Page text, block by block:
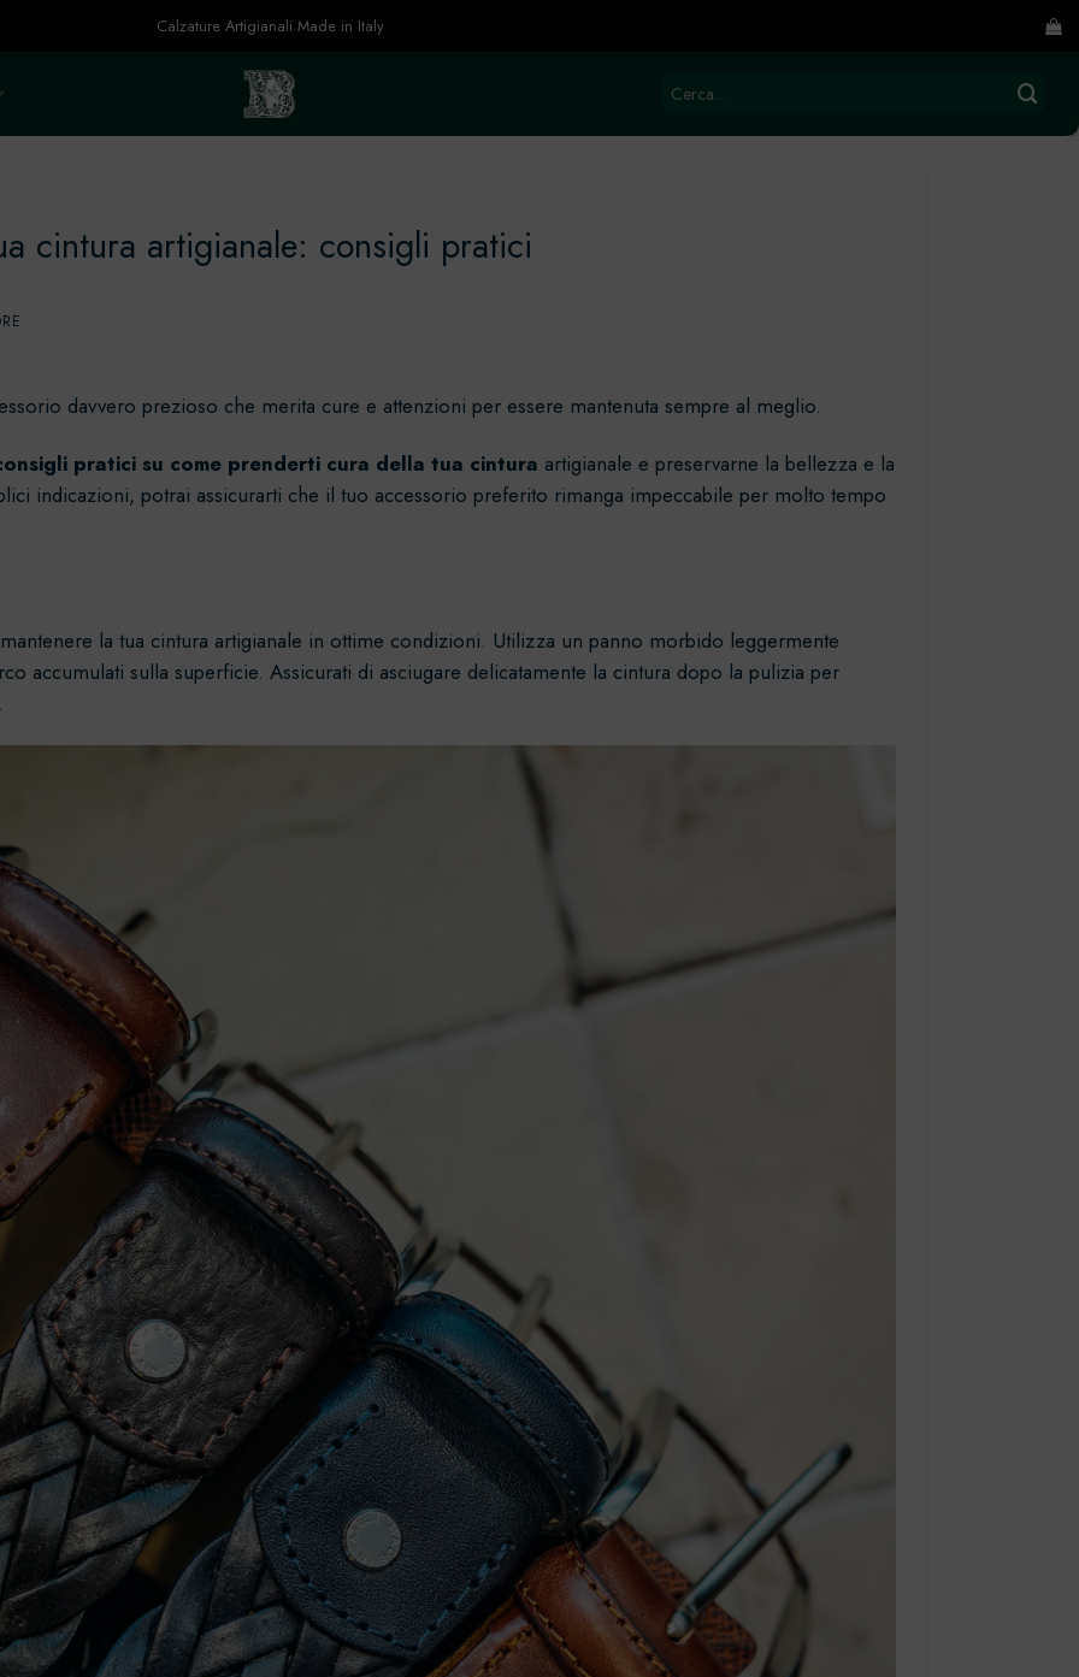
Calzature Artigianali Made in Italy
Cerca:
cintura artigianale: consigli pratici
davvero prezioso che merita cure e attenzioni per essere mantenuta sempre al meglio.
pratici su come prenderti cura della tua cintura artigianale e preservarne la bellezza e la
indicazioni, potrai assicurarti che il tuo accessorio preferito rimanga impeccabile per molto tempo
la tua cintura artigianale in ottime condizioni. Utilizza un panno morbido leggermente
accumulati sulla superficie. Assicurati di asciugare delicatamente la cintura dopo la pulizia per